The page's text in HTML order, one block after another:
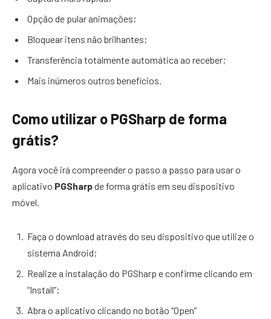
Opção de pular animações;
Bloquear itens não brilhantes;
Transferência totalmente automática ao receber;
Mais inúmeros outros benefícios.
Como utilizar o PGSharp de forma
grátis?
Agora você irá compreender o passo a passo para usar o
aplicativo PGSharpde forma grátis em seu dispositivo
móvel.
Faça o download através do seu dispositivo que utilize o
sistema Android;
Realize a instalação do PGSharp e confirme clicando em
“Install”;
Abra o aplicativo clicando no botão “Open”